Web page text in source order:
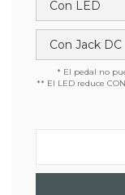
* El pedal no
** El LED reduce